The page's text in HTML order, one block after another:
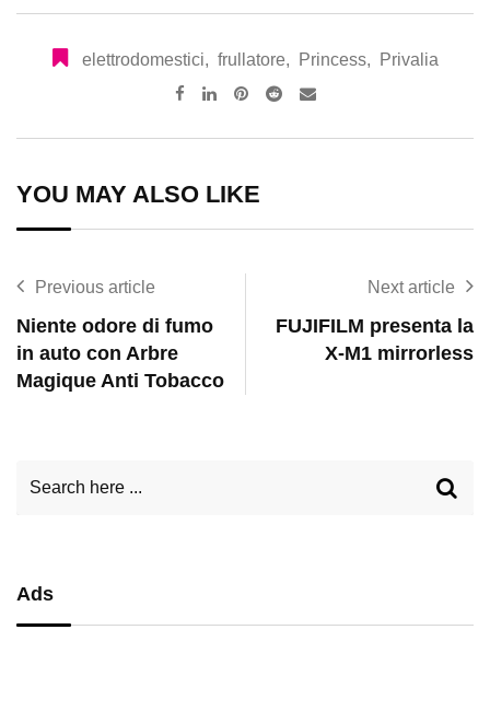
elettrodomestici, frullatore, Princess,
Privalia
Pinterest
RedditShare
YOU MAY ALSO LIKE
Previous article
Niente odore di fumo
in auto con Arbre
Magique Anti Tobacco
Next article
FUJIFILM presenta la
X-M1 mirrorless
Ads